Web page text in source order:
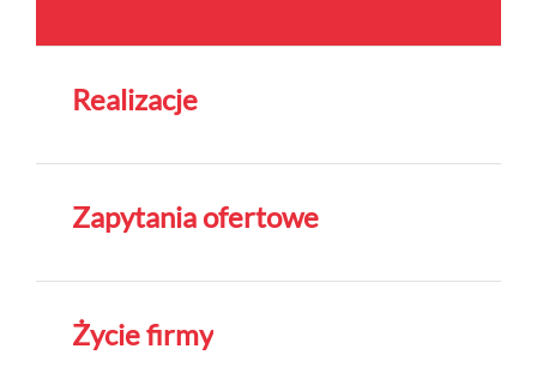
Realizacje
Zapytania ofertowe
Życie firmy